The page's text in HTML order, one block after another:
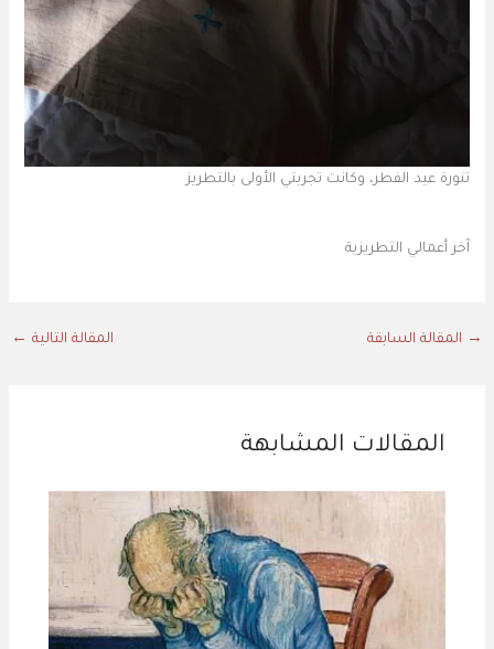
تنورة عيد الفطر، وكانت تجربتي الأولى بالتطريز
آخر أعمالي التطريزية
→ المقالة السابقة المقالة التالية ←
المقالات المشابهة